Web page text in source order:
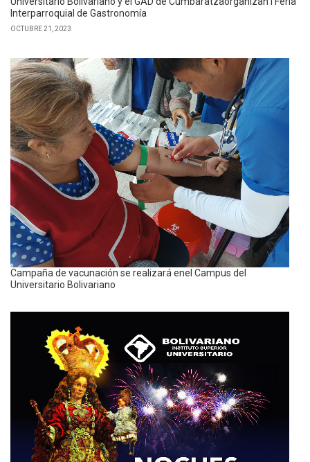
Interparroquial de Gastronomía
OCTUBRE 21, 2023
Campaña de vacunación se realizará enel Campus del
Universitario Bolivariano